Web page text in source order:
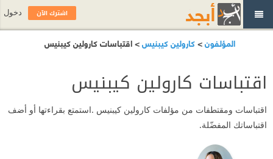
المؤلفون>كارولين كيبنيس> اقتباسات كارولين كيبنيس
اقتباسات كارولين كيبنيس
اقتباسات ومقتطفات من مؤلفات كارولين كيبنيس .استمتع بقراءتها أو أضف
اقتباساتك المفضّلة.
اشترك الآن دخول